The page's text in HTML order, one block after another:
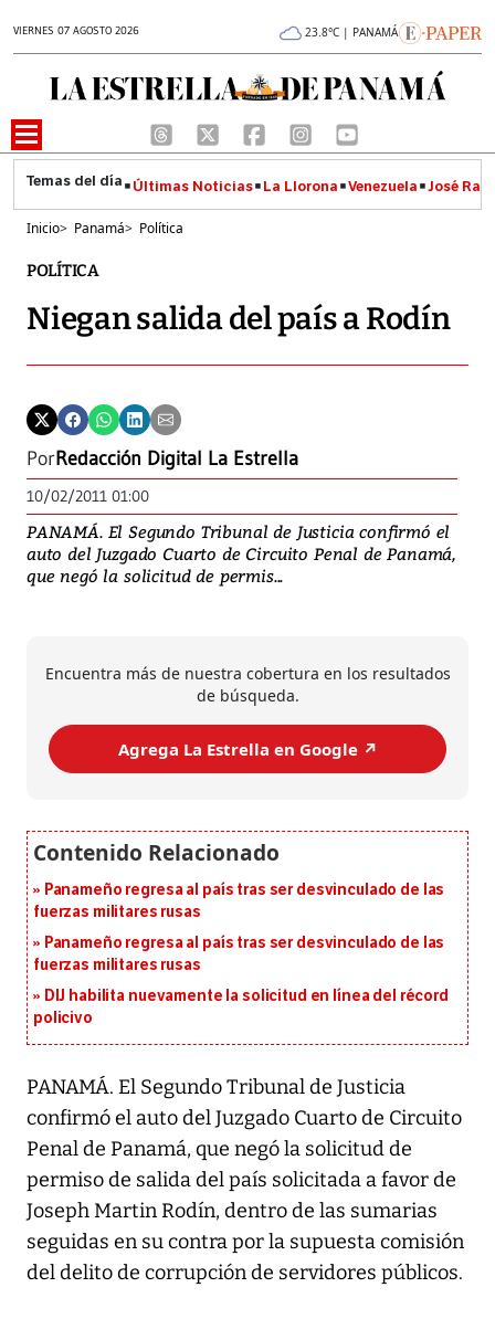
VIERNES 07 AGOSTO 2026 23.8°C | PANAMÁ
Últimas Noticias La Llorona Venezuela José
Inicio> Panamá> Política
POLÍTICA
Niegan salida del país a Rodín
PorRedacción Digital La Estrella
10/02/2011 01:00
PANAMÁ. El Segundo Tribunal de Justicia confirmó el
auto del Juzgado Cuarto de Circuito Penal de Panamá,
que negó la solicitud de permis...
Encuentra más de nuestra cobertura en los resultados
de búsqueda.
Agrega La Estrella en Google ↗️
Panameño regresa al país tras ser desvinculado de las
fuerzas militares rusas
Panameño regresa al país tras ser desvinculado de las
fuerzas militares rusas
DIJ habilita nuevamente la solicitud en línea del récord
policivo
PANAMÁ. El Segundo Tribunal de Justicia
confirmó el auto del Juzgado Cuarto de Circuito
Penal de Panamá, que negó la solicitud de
permiso de salida del país solicitada a favor de
Joseph Martin Rodín, dentro de las sumarias
seguidas en su contra por la supuesta comisión
del delito de corrupción de servidores públicos.